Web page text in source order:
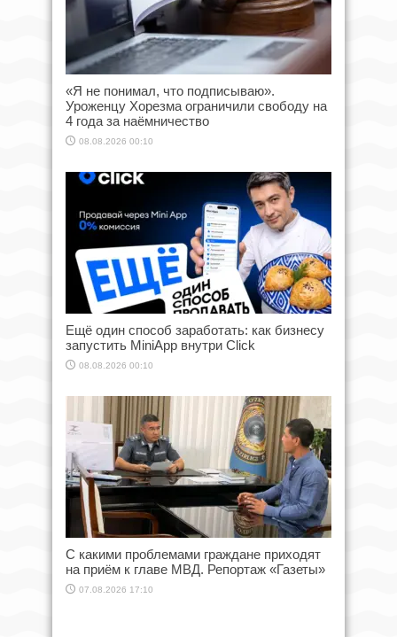
«Я не понимал, что подписываю».
Уроженцу Хорезма ограничили свободу на
4 года за наёмничество
08.08.2026 00:10
Ещё один способ заработать: как бизнесу
запустить MiniApp внутри Click
08.08.2026 00:10
С какими проблемами граждане приходят
на приём к главе МВД. Репортаж «Газеты»
07.08.2026 17:10